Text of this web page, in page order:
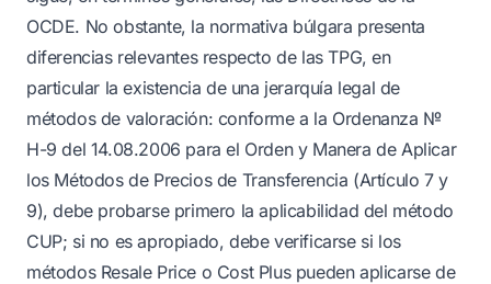
OCDE. No obstante, la normativa búlgara presenta
diferencias relevantes respecto de las TPG, en
particular la existencia de una jerarquía legal de
métodos de valoración: conforme a la Ordenanza №
H-9 del 14.08.2006 para el Orden y Manera de Aplicar
los Métodos de Precios de Transferencia (Artículo 7 y
9), debe probarse primero la aplicabilidad del método
CUP; si no es apropiado, debe verificarse si los
métodos Resale Price o Cost Plus pueden aplicarse de